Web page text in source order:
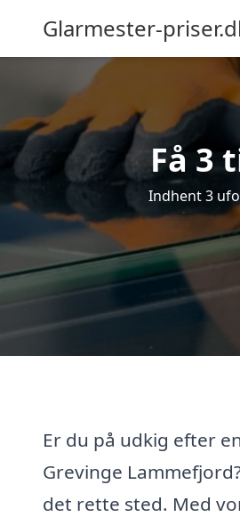
Glarmester-
Få 3
Indhent 3
Er du på udkig efter
Grevinge
det rette sted. Med